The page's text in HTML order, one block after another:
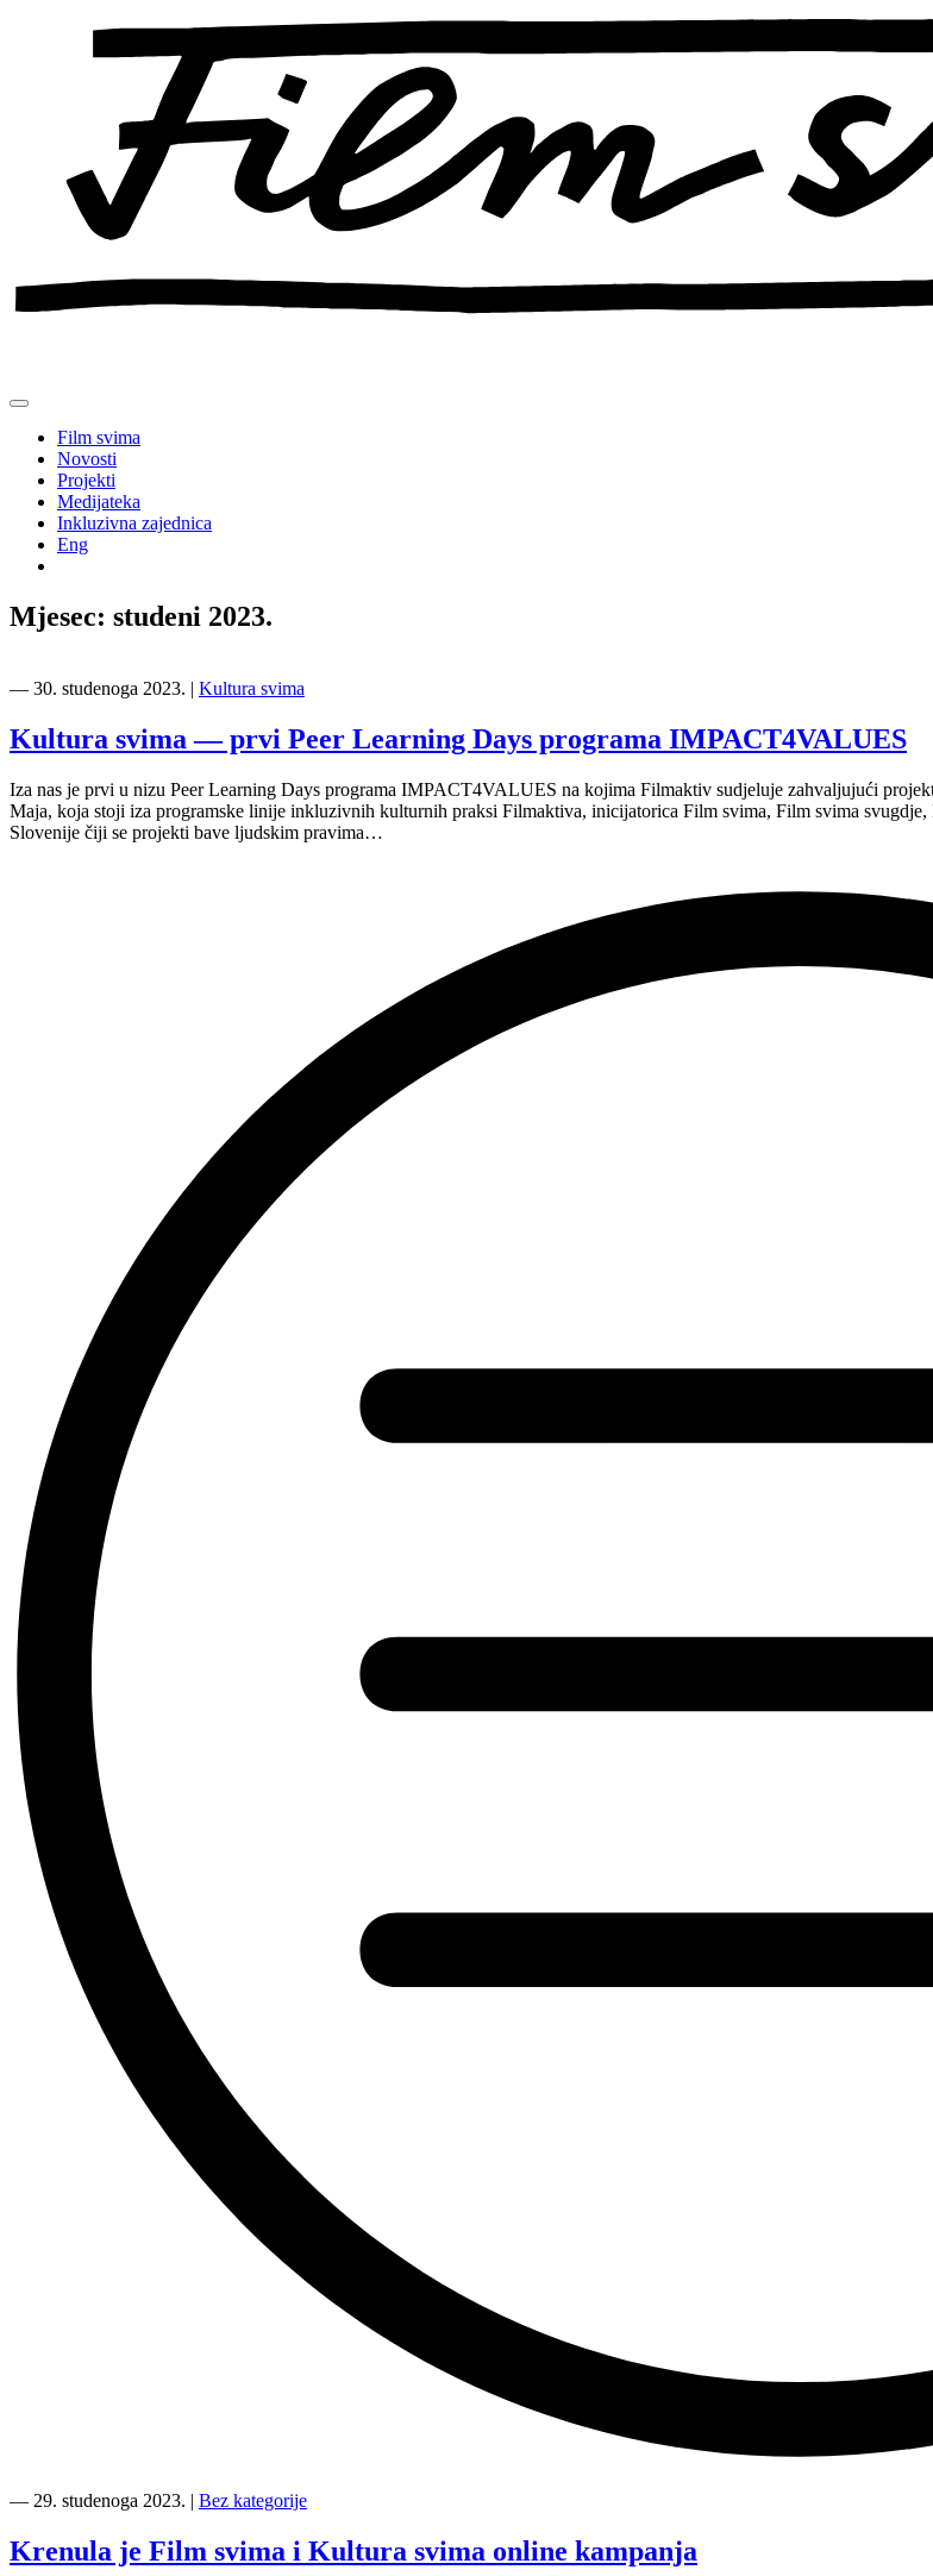
Film svima
Novosti
Projekti
Medijateka
Inkluzivna zajednica
Eng
Mjesec: studeni 2023.
― 30. studenoga 2023. | Kultura svima
Kultura svima — prvi Peer Learning Days programa IMPACT4VALUES
Iza nas je prvi u nizu Peer Learning Days programa IMPACT4VALUES na kojima Filmaktiv sudjeluje zahvaljujući
Maja, koja stoji iza programske linije inkluzivnih kulturnih praksi Filmaktiva, inicijatorica Film svima, Film svima
Slovenije čiji se projekti bave ljudskim pravima…
svima
prvi
Peer
― 29. studenoga 2023. | Bez kategorije
Krenula je Film svima i Kultura svima online kampanja